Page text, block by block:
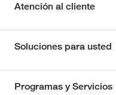
Atención al cliente
Soluciones para usted
Programas y Servicios